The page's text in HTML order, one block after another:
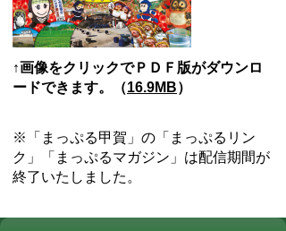
↑画像をクリックでＰＤＦ版がダウンロ
ードできます。（16.9MB）
※「まっぷる甲賀」の「まっぷるリン
ク」「まっぷるマガジン」は配信期間が
終了いたしました。